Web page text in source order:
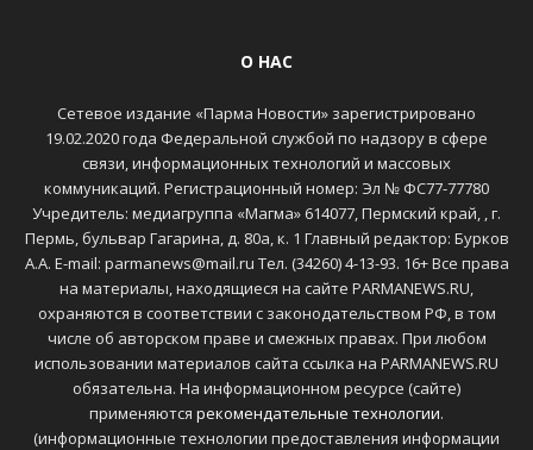
О НАС
Сетевое издание «Парма Новости» зарегистрировано
19.02.2020 года Федеральной службой по надзору в сфере
связи, информационных технологий и массовых
коммуникаций. Регистрационный номер: Эл № ФС77-77780
Учредитель: медиагруппа «Магма» 614077, Пермский край, , г.
Пермь, бульвар Гагарина, д. 80а, к. 1 Главный редактор: Бурков
А.А. E-mail: parmanews@mail.ru Тел. (34260) 4-13-93. 16+ Все права
на материалы, находящиеся на сайте PARMANEWS.RU,
охраняются в соответствии с законодательством РФ, в том
числе об авторском праве и смежных правах. При любом
использовании материалов сайта ссылка на PARMANEWS.RU
обязательна. На информационном ресурсе (сайте)
применяются рекомендательные технологии.
(информационные технологии предоставления информации